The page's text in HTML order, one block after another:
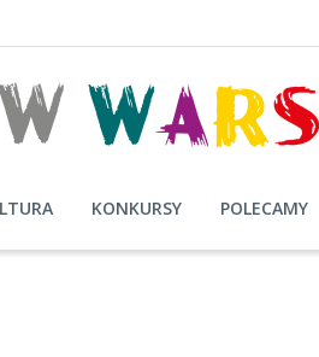
KONKURSY POLECAMY